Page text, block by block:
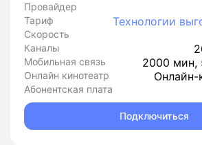
Провайдер
Тариф Технологии
Скорость
Каналы
Мобильная связь 2000 мин,
Онлайн кинотеатр Онлайн-
Абонентская плата
Подключиться